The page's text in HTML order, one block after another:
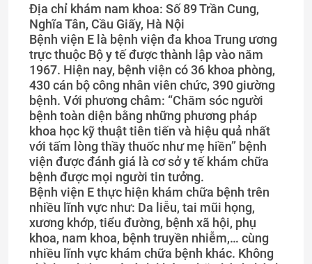
Địa chỉ khám nam khoa: Số 89 Trần Cung,
Nghĩa Tân, Cầu Giấy, Hà Nội
Bệnh viện E là bệnh viện đa khoa Trung ương
trực thuộc Bộ y tế được thành lập vào năm
1967. Hiện nay, bệnh viện có 36 khoa phòng,
430 cán bộ công nhân viên chức, 390 giường
bệnh. Với phương châm: “Chăm sóc người
bệnh toàn diện bằng những phương pháp
khoa học kỹ thuật tiên tiến và hiệu quả nhất
với tấm lòng thầy thuốc như mẹ hiền” bệnh
viện được đánh giá là cơ sở y tế khám chữa
bệnh được mọi người tin tưởng.
Bệnh viện E thực hiện khám chữa bệnh trên
nhiều lĩnh vực như: Da liễu, tai mũi họng,
xương khớp, tiểu đường, bệnh xã hội, phụ
khoa, nam khoa, bệnh truyền nhiễm,… cùng
nhiều lĩnh vực khám chữa bệnh khác. Không